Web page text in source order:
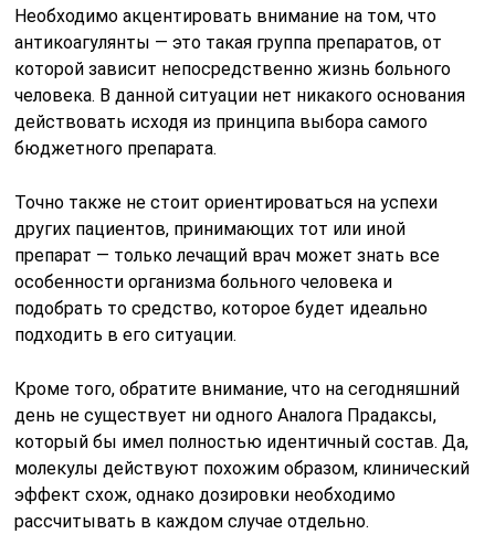
Необходимо акцентировать внимание на том, что
антикоагулянты — это такая группа препаратов, от
которой зависит непосредственно жизнь больного
человека. В данной ситуации нет никакого основания
действовать исходя из принципа выбора самого
бюджетного препарата.
Точно также не стоит ориентироваться на успехи
других пациентов, принимающих тот или иной
препарат — только лечащий врач может знать все
особенности организма больного человека и
подобрать то средство, которое будет идеально
подходить в его ситуации.
Кроме того, обратите внимание, что на сегодняшний
день не существует ни одного Аналога Прадаксы,
который бы имел полностью идентичный состав. Да,
молекулы действуют похожим образом, клинический
эффект схож, однако дозировки необходимо
рассчитывать в каждом случае отдельно.